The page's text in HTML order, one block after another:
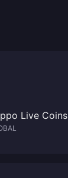
Live Coins